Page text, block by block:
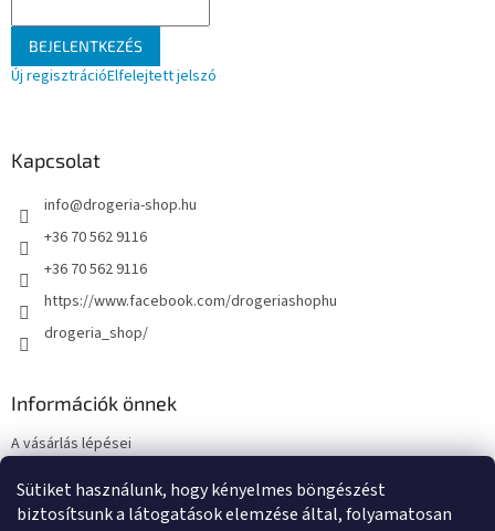
Sütiket használunk, hogy kényelmes böngészést
biztosítsunk a látogatások elemzése által, folyamatosan
BEJELENTKEZÉS
Új regisztrációElfelejtett jelszó
Kapcsolat
info@drogeria-shop.hu
+36 70 562 9116
+36 70 562 9116
https://www.facebook.com/drogeriashophu
drogeria_shop/
Információk önnek
A vásárlás lépései
Adatkezelési tájékoztató
Elérhetőségek